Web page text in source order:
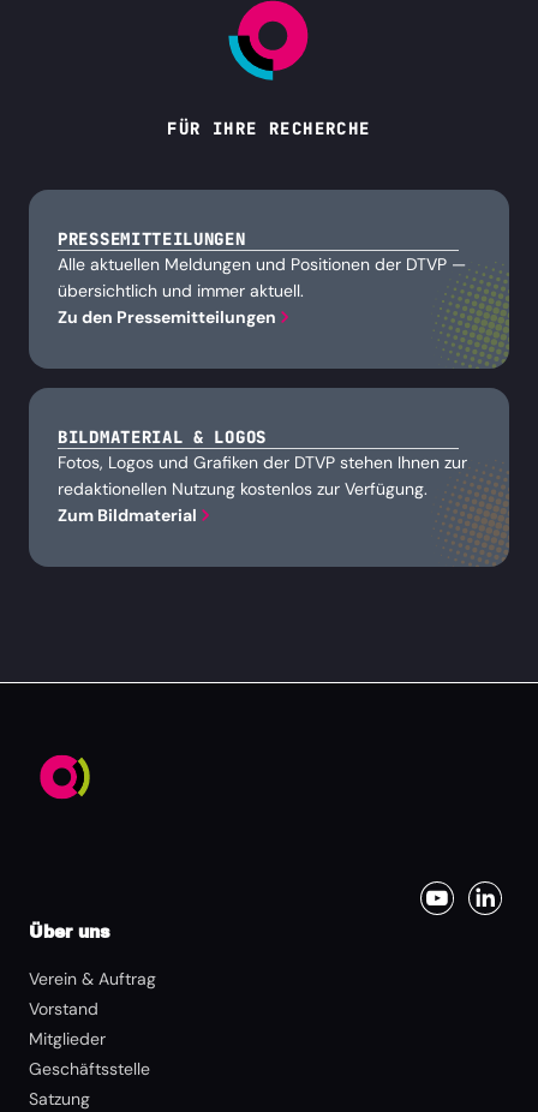
FÜR IHRE RECHERCHE
PRESSEMITTEILUNGEN
Alle aktuellen Meldungen und Positionen der DTVP —
übersichtlich und immer aktuell.
Zu den Pressemitteilungen
BILDMATERIAL & LOGOS
Fotos, Logos und Grafiken der DTVP stehen Ihnen zur
redaktionellen Nutzung kostenlos zur Verfügung.
Zum Bildmaterial
Über uns
Verein & Auftrag
Vorstand
Mitglieder
Geschäftsstelle
Satzung